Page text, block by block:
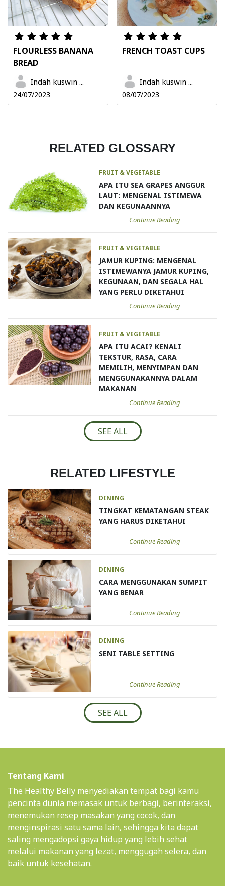
FLOURLESS BANANA
BREAD
Indah kuswin ...
24/07/2023
FRENCH TOAST CUPS
Indah kuswin ...
08/07/2023
RELATED GLOSSARY
FRUIT & VEGETABLE
APA ITU SEA GRAPES ANGGUR
LAUT: MENGENAL ISTIMEWA
DAN KEGUNAANNYA
Continue Reading
FRUIT & VEGETABLE
JAMUR KUPING: MENGENAL
ISTIMEWANYA JAMUR KUPING,
KEGUNAAN, DAN SEGALA HAL
YANG PERLU DIKETAHUI
Continue Reading
FRUIT & VEGETABLE
APA ITU ACAI? KENALI
TEKSTUR, RASA, CARA
MEMILIH, MENYIMPAN DAN
MENGGUNAKANNYA DALAM
MAKANAN
Continue Reading
SEE ALL
RELATED LIFESTYLE
DINING
TINGKAT KEMATANGAN STEAK
YANG HARUS DIKETAHUI
Continue Reading
DINING
CARA MENGGUNAKAN SUMPIT
YANG BENAR
Continue Reading
DINING
SENI TABLE SETTING
Continue Reading
SEE ALL
Tentang Kami
The Healthy Belly menyediakan tempat bagi kamu
pencinta dunia memasak untuk berbagi, berinteraksi,
menemukan resep masakan yang cocok, dan
menginspirasi satu sama lain, sehingga kita dapat
saling mengadopsi gaya hidup yang lebih sehat
melalui makanan yang lezat, menggugah selera, dan
baik untuk kesehatan.